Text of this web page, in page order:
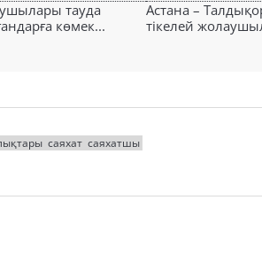
тауда
көмек...
Астана –
тікелей
саяхат саяхатшы